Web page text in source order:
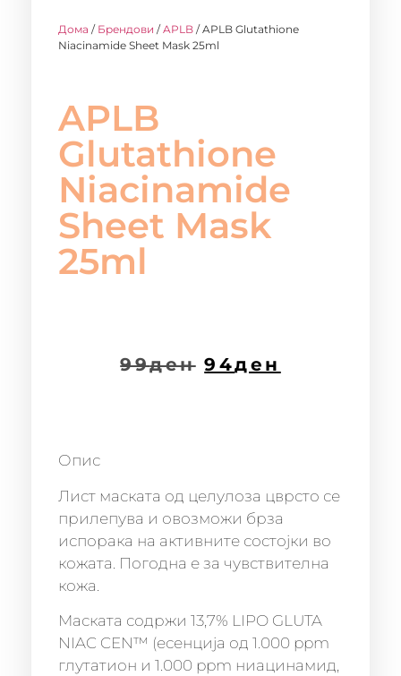
Дома / Брендови /APLB / APLB Glutathione
Niacinamide Sheet Mask 25ml
APLB
Glutathione
Niacinamide
Sheet Mask
25ml
99ден 94ден
Опис
Лист маската од целулоза цврсто се
прилепува и овозможи брза
испорака на активните состојки во
кожата. Погодна е за чувствителна
кожа.
Маската содржи 13,7% LIPO GLUTA
NIAC CEN™ (есенција од 1.000 ppm
глутатион и 1.000 ppm ниацинамид,